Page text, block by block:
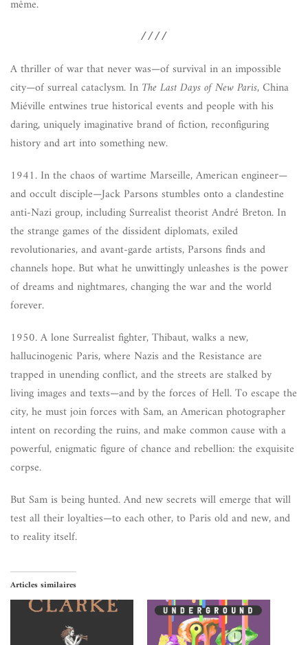
même.
////
A thriller of war that never was—of survival in an impossible
city—of surreal cataclysm. In The Last Days of New Paris, China
Miéville entwines true historical events and people with his
daring, uniquely imaginative brand of fiction, reconfiguring
history and art into something new.
1941. In the chaos of wartime Marseille, American engineer—
and occult disciple—Jack Parsons stumbles onto a clandestine
anti-Nazi group, including Surrealist theorist André Breton. In
the strange games of the dissident diplomats, exiled
revolutionaries, and avant-garde artists, Parsons finds and
channels hope. But what he unwittingly unleashes is the power
of dreams and nightmares, changing the war and the world
forever.
1950. A lone Surrealist fighter, Thibaut, walks a new,
hallucinogenic Paris, where Nazis and the Resistance are
trapped in unending conflict, and the streets are stalked by
living images and texts—and by the forces of Hell. To escape the
city, he must join forces with Sam, an American photographer
intent on recording the ruins, and make common cause with a
powerful, enigmatic figure of chance and rebellion: the exquisite
corpse.
But Sam is being hunted. And new secrets will emerge that will
test all their loyalties—to each other, to Paris old and new, and
to reality itself.
Articles similaires